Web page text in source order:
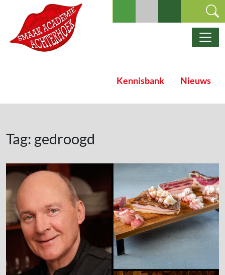
Ga naar de inhoud
Hoofdnavigatie
Kennisbank Nieuws
Tag: gedroogd